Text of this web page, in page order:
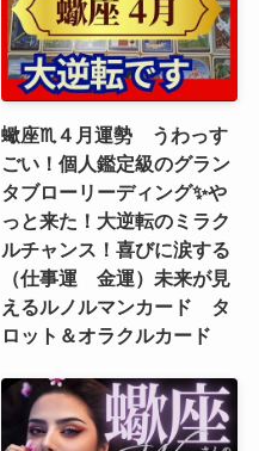
蠍座♏４月運勢 うわっす
ごい！個人鑑定級のグラン
タブローリーディング✨や
っと来た！大逆転のミラク
ルチャンス！喜びに涙する
（仕事運 金運）未来が見
えるルノルマンカード タ
ロット＆オラクルカード